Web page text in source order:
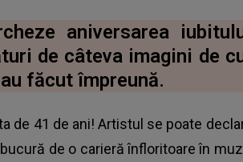
aniversarea
de câteva imagini de
făcut împreună.
de 41 de ani! Artistul se poate
de o carieră înfloritoare în